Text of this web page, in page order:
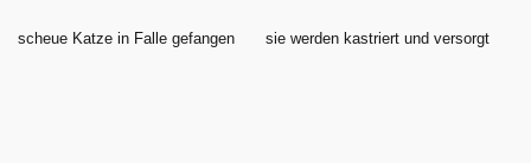
scheue Katze in Falle gefangen sie werden kastriert und versorgt